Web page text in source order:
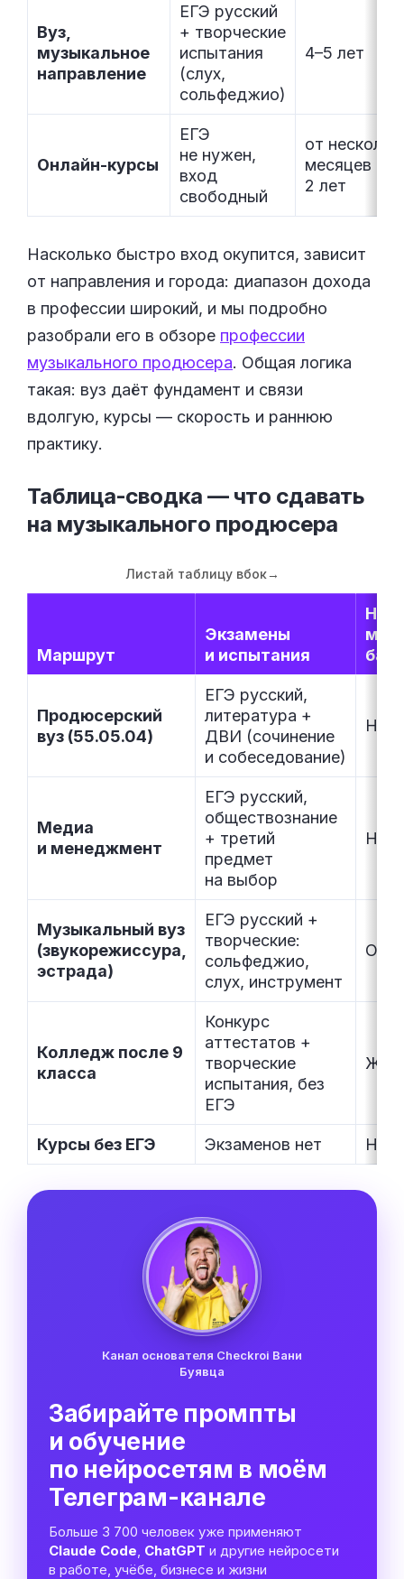
Вуз,
музыкальное
направление
ЕГЭ русский
+ творческие
испытания
(слух,
сольфеджио)
4–5 лет
Онлайн-курсы
ЕГЭ
не нужен,
вход
свободный
от
месяцев до
2 лет
Насколько быстро вход окупится, зависит
от направления и города: диапазон дохода
в профессии широкий, и мы подробно
разобрали его в обзоре профессии
музыкального продюсера. Общая логика
такая: вуз даёт фундамент и связи
вдолгую, курсы — скорость и раннюю
практику.
Таблица-сводка — что сдавать
на музыкального продюсера
Листай таблицу вбок →
Маршрут
Экзамены
и испытания
база
Продюсерский
вуз (55.05.04)
ЕГЭ русский,
литература +
ДВИ (сочинение
и собеседование)
Не
Медиа
и менеджмент
ЕГЭ русский,
обществознание
+ третий
предмет
на выбор
Не
Музыкальный вуз
(звукорежиссура,
эстрада)
ЕГЭ русский +
творческие:
сольфеджио,
слух, инструмент
Колледж после 9
класса
Конкурс
аттестатов +
творческие
испытания, без
ЕГЭ
Курсы без ЕГЭ Экзаменов нет Не
Канал основателя Checkroi Вани
Буявца
Забирайте промпты
и обучение
по нейросетям в моём
Телеграм-канале
Больше 3 700 человек уже применяют
Claude Code, ChatGPT и другие нейросети
в работе, учёбе, бизнесе и жизни